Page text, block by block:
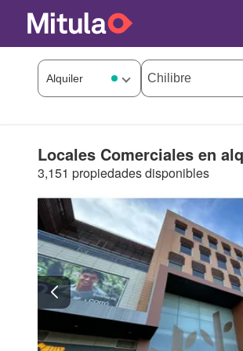
Locales Comerciales en
3,151 propiedades disponibles